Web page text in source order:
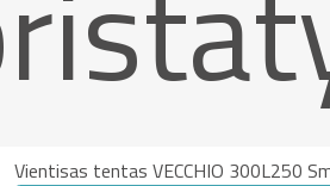
Vientisas tentas VECCHIO 300L250